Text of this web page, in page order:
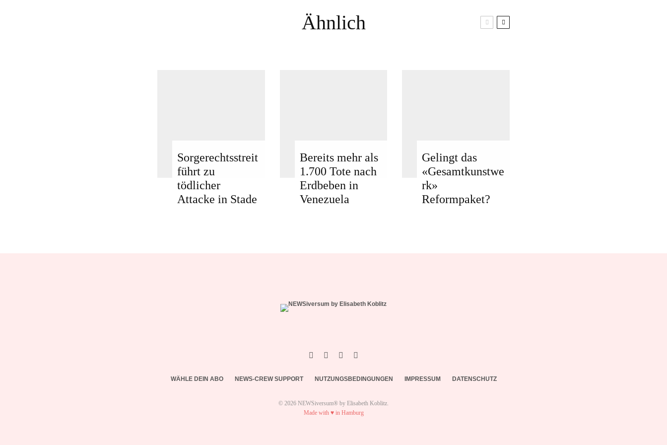
Ähnlich
Sorgerechtsstreit
führt zu
tödlicher
Attacke in Stade
Bereits mehr als
1.700 Tote nach
Erdbeben in
Venezuela
Gelingt das
«Gesamtkunstwe
rk»
Reformpaket?
WÄHLE DEIN ABO NEWS-CREW SUPPORT NUTZUNGSBEDINGUNGEN IMPRESSUM DATENSCHUTZ
© 2026 NEWSiversum® by Elisabeth Koblitz.
Made with ♥ in Hamburg